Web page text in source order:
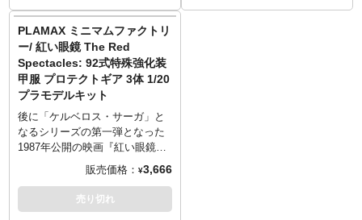
色で色分け。更に彩色済みパー
ツとマーキング再現用の水転写
デカールにより、組み立てるだ
けでイメージに近い色分けを再
現できます。
作り込みの模型ファンまで、ス
めるモデルキットです。
アニメ『機動警察パトレイバ
ー』より「AV-98イングラム」が
1/60スケールのプラスチックモ
デルになって登場！劇中さなが
らのスタイルで造形されたリア
ルモデル。「1号機」「2号機」
どちらかを選択して組み立てる
トです。各関節可動、6連装リボ
ルバーカノン、対レイバー用ス
タンスティック（長・短）をは
バー』シリーズの第2弾として、
PLAMAX ミニマムファクトリ
ー/ 紅い眼鏡 The Red
Spectacles: 92式特殊強化装
甲服 プロテクトギア 3体 1/20
プラモデルキット
後に「ケルベロス・サーガ」と
なるシリーズの第一弾となった
1987年公開の映画『紅い眼鏡
The Red Spectacles』。劇中に
登場した「92式特殊強化装甲
服」、通称「プロテクトギア」
が簡単に組み立てて卓上に並べ
販売価格： ¥3,666
売り切れ